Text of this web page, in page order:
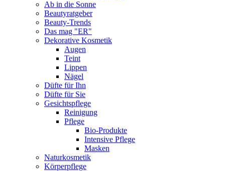
Ab in die Sonne
Beautyratgeber
Beauty-Trends
Das mag "ER"
Dekorative Kosmetik
Augen
Teint
Lippen
Nägel
Düfte für Ihn
Düfte für Sie
Gesichtspflege
Reinigung
Pflege
Bio-Produkte
Intensive Pflege
Masken
Naturkosmetik
Körperpflege